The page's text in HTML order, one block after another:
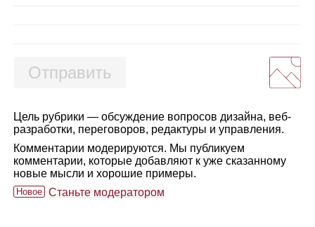
Отправить
Цель рубрики — обсуждение вопросов дизайна, веб-
разработки, переговоров, редактуры и управления.
Комментарии модерируются. Мы публикуем
комментарии, которые добавляют к уже сказанному
новые мысли и хорошие примеры.
Новое Станьте модератором